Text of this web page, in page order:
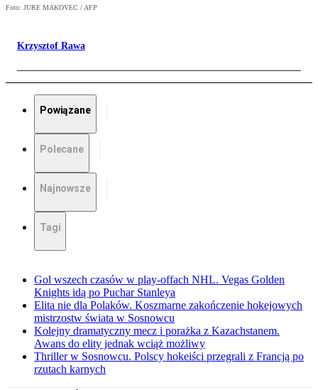
Foto: JURE MAKOVEC / AFP
Krzysztof Rawa
Powiązane
Polecane
Najnowsze
Tagi
Gol wszech czasów w play-offach NHL. Vegas Golden
Knights idą po Puchar Stanleya
Elita nie dla Polaków. Koszmarne zakończenie hokejowych
mistrzostw świata w Sosnowcu
Kolejny dramatyczny mecz i porażka z Kazachstanem.
Awans do elity jednak wciąż możliwy
Thriller w Sosnowcu. Polscy hokeiści przegrali z Francją po
rzutach karnych